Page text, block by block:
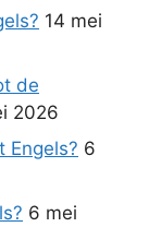
14 mei
de
2026
Engels? 6
6 mei